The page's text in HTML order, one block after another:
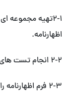
۲-۱تهیه مجموعه
اظهارنامه.
۲-۲ انجام تست های آزمایشگاهی لازم از نمونه های محصول.
۲-۳ فرم اظهارنامه را تهیه و تکمیل نماید و برای ثبت نام اقدام کند.